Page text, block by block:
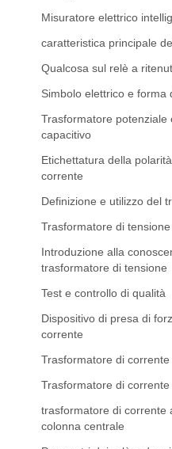
Misuratore elettrico
caratteristica principale
Qualcosa sul relè a
Simbolo elettrico e forma
Trasformatore
capacitivo
Etichettatura della
corrente
Definizione e utilizzo del
Trasformatore di
Introduzione alla
trasformatore di tensione
Test e controllo di qualità
Dispositivo di presa di
corrente
Trasformatore di
Trasformatore di
trasformatore di corrente
colonna centrale